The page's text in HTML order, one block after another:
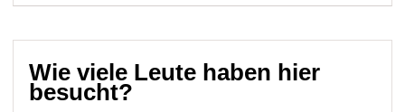
Wie viele Leute haben hier
besucht?